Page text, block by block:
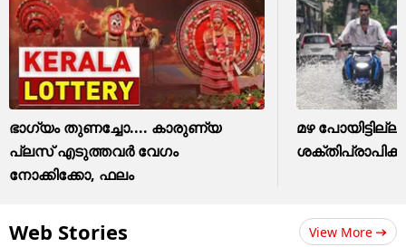
ഭാഗ്യം തുണച്ചോ.... കാരുണ്യ
പ്ലസ് എടുത്തവര്‍ വേഗം
നോക്കിക്കോ, ഫലം
മഴ
Web Stories View More